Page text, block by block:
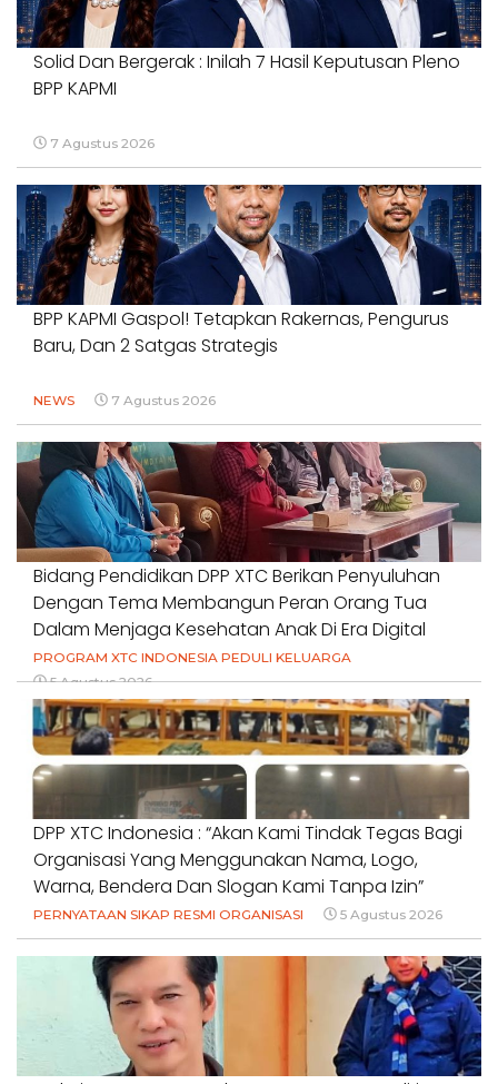
Solid Dan Bergerak : Inilah 7 Hasil Keputusan Pleno
BPP KAPMI
7 Agustus 2026
BPP KAPMI Gaspol! Tetapkan Rakernas, Pengurus
Baru, Dan 2 Satgas Strategis
NEWS 7 Agustus 2026
Bidang Pendidikan DPP XTC Berikan Penyuluhan
Dengan Tema Membangun Peran Orang Tua
Dalam Menjaga Kesehatan Anak Di Era Digital
PROGRAM XTC INDONESIA PEDULI KELUARGA
5 Agustus 2026
DPP XTC Indonesia : “Akan Kami Tindak Tegas Bagi
Organisasi Yang Menggunakan Nama, Logo,
Warna, Bendera Dan Slogan Kami Tanpa Izin”
PERNYATAAN SIKAP RESMI ORGANISASI 5 Agustus 2026